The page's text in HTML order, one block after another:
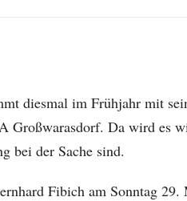
diesmal im Frühjahr mit
Großwarasdorf. Da wird es
bei der Sache sind.
Fibich am Sonntag 29.